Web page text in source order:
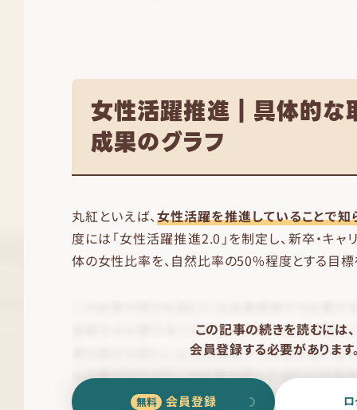
女性活躍推進｜具体的な
成果のグラフ
丸紅といえば、女性活躍を推進していることで知
度には「女性活躍推進2.0」を制定し、新卒・キ
体の女性比率を、自然比率の50%程度とする目標
この記事の続きを読むには、
会員登録する必要があります
会員登録